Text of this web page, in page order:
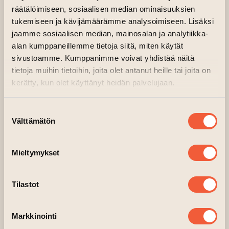
räätälöimiseen, sosiaalisen median ominaisuuksien
tukemiseen ja kävijämäärämme analysoimiseen. Lisäksi
jaamme sosiaalisen median, mainosalan ja analytiikka-
alan kumppaneillemme tietoja siitä, miten käytät
sivustoamme. Kumppanimme voivat yhdistää näitä
tietoja muihin tietoihin, joita olet antanut heille tai joita on
kerätty, kun olet käyttänyt heidän palvelujaan.
valinta
Välttämätön
Mieltymykset
Tilastot
Markkinointi
Remonttiakin päästiin tekemään ja valmiita
tiloja nähdään ensi vuoden syksyllä.